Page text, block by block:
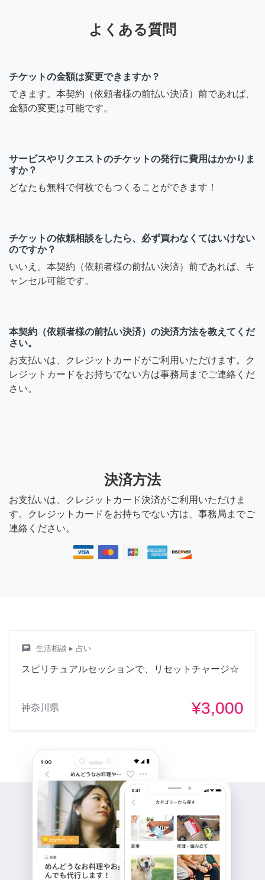
よくある質問
チケットの金額は変更できますか？
できます。本契約（依頼者様の前払い決済）前であれば、
金額の変更は可能です。
サービスやリクエストのチケットの発行に費用はかかりま
すか？
どなたも無料で何枚でもつくることができます！
チケットの依頼相談をしたら、必ず買わなくてはいけない
のですか？
いいえ。本契約（依頼者様の前払い決済）前であれば、キ
ャンセル可能です。
本契約（依頼者様の前払い決済）の決済方法を教えてくだ
さい。
お支払いは、クレジットカードがご利用いただけます。ク
レジットカードをお持ちでない方は事務局までご連絡くだ
さい。
決済方法
お支払いは、クレジットカード決済がご利用いただけま
す。クレジットカードをお持ちでない方は、事務局までご
連絡ください。
chat 生活相談 ▸ 占い
スピリチュアルセッションで、リセットチャージ☆
神奈川県 ¥3,000